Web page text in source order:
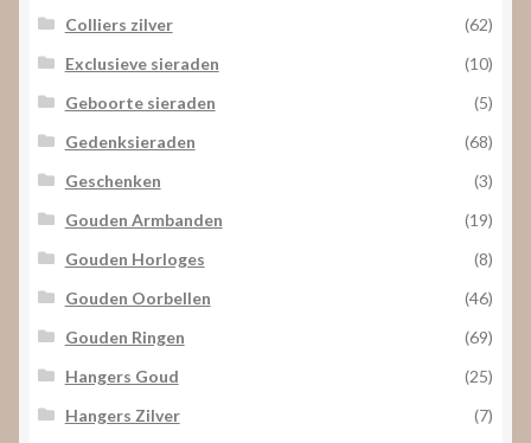
Colliers zilver
(62)
Exclusieve sieraden
(10)
Geboorte sieraden
(5)
Gedenksieraden
(68)
Geschenken
(3)
Gouden Armbanden
(19)
Gouden Horloges
(8)
Gouden Oorbellen
(46)
Gouden Ringen
(69)
Hangers Goud
(25)
Hangers Zilver
(7)